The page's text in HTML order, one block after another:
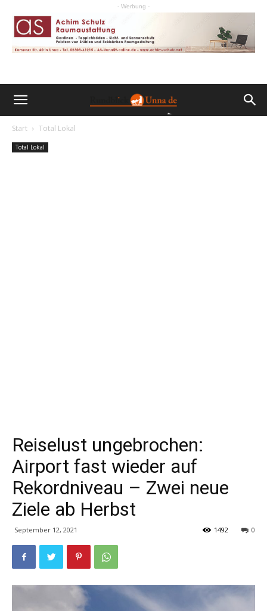
- Werbung -
Start Total Lokal
Total Lokal
Reiselust ungebrochen:
Airport fast wieder auf
Rekordniveau – Zwei neue
Ziele ab Herbst
September 12, 2021 0
1492